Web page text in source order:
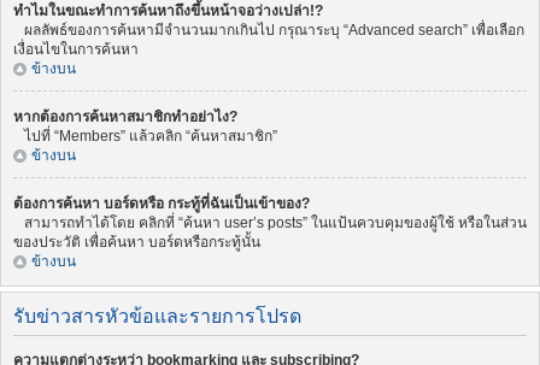
ทำไมในขณะทำการค้นหาถึงขึ้นหน้าจอว่างเปล่า!?
ผลลัพธ์ของการค้นหามีจำนวนมากเกินไป กรุณาระบุ “Advanced search” เพื่อเลือก
เงื่อนไขในการค้นหา
ข้างบน
หากต้องการค้นหาสมาชิกทำอย่าไง?
ไปที่ “Members” แล้วคลิก “ค้นหาสมาชิก”
ข้างบน
ต้องการค้นหา บอร์ดหรือ กระทู้ที่ฉันเป็นเข้าของ?
สามารถทำได้โดย คลิกที่ “ค้นหา user’s posts” ในแป้นควบคุมของผู้ใช้ หรือในส่วน
ของประวัติ เพื่อค้นหา บอร์ดหรือกระทู้นั้น
ข้างบน
รับข่าวสารหัวข้อและรายการโปรด
ความแตกต่างระหว่า bookmarking และ subscribing?